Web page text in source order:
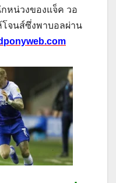
หน่วงของแจ็ค วอ
จนส์ซึ่งพาบอลผ่าน